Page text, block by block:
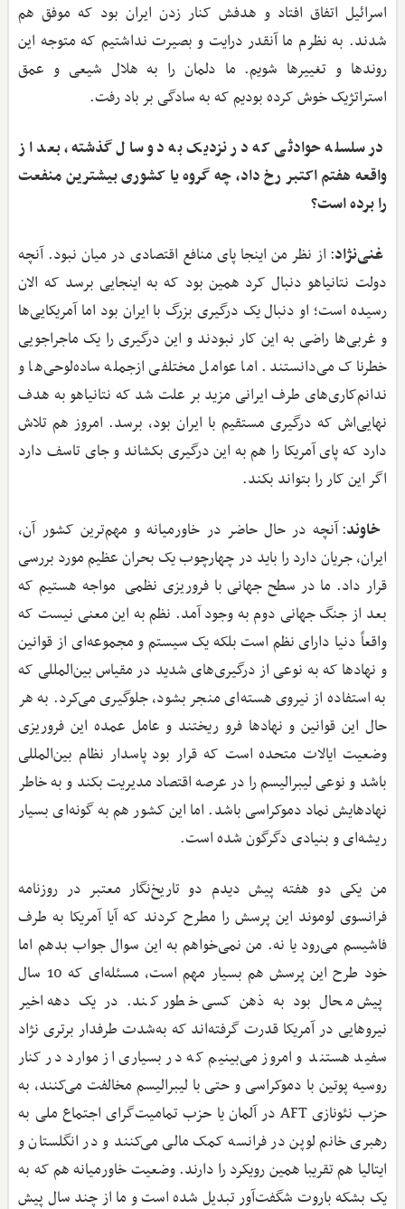
اسرائیل اتفاق افتاد و هدفش کنار زدن ایران بود که موفق هم
شدند. به نظرم ما آنقدر درایت و بصیرت نداشتیم که متوجه این
روندها و تغییرها شویم. ما دلمان را به هلال شیعی و عمق
استراتژیک خوش کرده بودیم که به سادگی بر باد رفت.
در سلسله حوادثی که در نزدیک به دو سال گذشته، بعد از
واقعه هفتم اکتبر رخ داد، چه گروه یا کشوری بیشترین منفعت
را برده است؟
غنی‌نژاد: از نظر من اینجا پای منافع اقتصادی در میان نبود. آنچه
دولت نتانیاهو دنبال کرد همین بود که به اینجایی برسد که الان
رسیده است؛ او دنبال یک درگیری بزرگ با ایران بود اما آمریکایی‌ها
و غربی‌ها راضی به این کار نبودند و این درگیری را یک ماجراجویی
خطرناک می‌دانستند. اما عوامل مختلفی ازجمله ساده‌لوحی‌ها و
ندانم‌کاری‌های طرف ایرانی مزید بر علت شد که نتانیاهو به هدف
نهایی‌اش که درگیری مستقیم با ایران بود، ‌برسد. امروز هم تلاش
دارد که پای آمریکا را هم به این درگیری بکشاند و جای تاسف دارد
اگر این کار را بتواند بکند.
خاوند: آنچه در حال حاضر در خاورمیانه و مهم‌ترین کشور آن،
ایران، جریان دارد را باید در چهارچوب یک بحران عظیم مورد بررسی
قرار داد. ما در سطح جهانی با فروریزی نظمی مواجه هستیم که
بعد از جنگ جهانی دوم به وجود آمد. نظم به این معنی نیست که
واقعاً دنیا دارای نظم است بلکه یک سیستم و مجموعه‌ای از قوانین
و نهادها که به نوعی از درگیری‌های شدید در مقیاس بین‌المللی که
به استفاده از نیروی هسته‌ای منجر بشود، جلوگیری می‌کرد. به هر
حال این قوانین و نهادها فرو ریختند و عامل عمده‌ این فروریزی
وضعیت ایالات متحده است که قرار بود پاسدار نظام بین‌المللی
باشد و نوعی لیبرالیسم را در عرصه‌ اقتصاد مدیریت بکند و به خاطر
نهادهایش نماد دموکراسی باشد. اما این کشور هم به گونه‌ای بسیار
ریشه‌ای و بنیادی دگرگون شده است.
من یکی دو هفته پیش دیدم دو تاریخ‌نگار معتبر در روزنامه
فرانسوی لوموند این پرسش را مطرح کردند که آیا آمریکا به طرف
فاشیسم می‌رود یا نه. من نمی‌خواهم به این سوال جواب بدهم اما
خود طرح این پرسش هم بسیار مهم است، مسئله‌ای که 10 سال
پیش محال بود به ذهن کسی خطور کند. در یک دهه اخیر
نیروهایی در آمریکا قدرت گرفته‌اند که به‌شدت طرفدار برتری نژاد
سفید هستند و امروز می‌بینیم که در بسیاری از موارد در کنار
روسیه‌ پوتین با دموکراسی و حتی با لیبرالیسم مخالفت می‌کنند، به
حزب نئونازی AFT در آلمان یا حزب تمامیت‌گرای اجتماع ملی به
رهبری خانم لوپن در فرانسه کمک مالی می‌کنند و در انگلستان و
ایتالیا هم تقریبا همین رویکرد را دارند. وضعیت خاورمیانه هم که به
یک بشکه‌ باروت شگفت‌آور تبدیل شده است و ما از چند سال پیش